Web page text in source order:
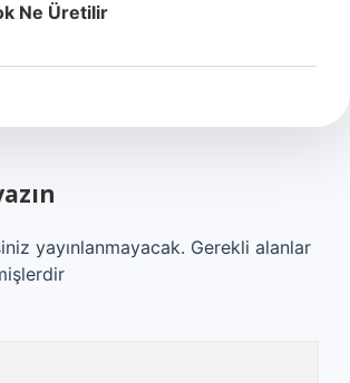
Ne Üretilir
yayınlanmayacak. Gerekli alanlar